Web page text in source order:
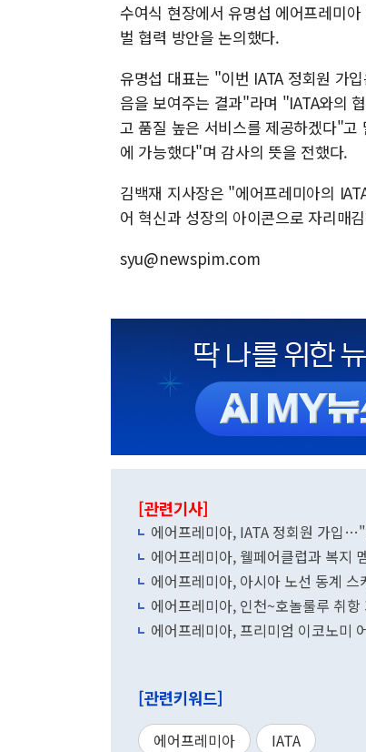
수여식 현장에서 유명섭 에어프레미
벌 협력 방안을 논의했다.
유명섭 대표는 "이번 IATA 정회원 가
음을 보여주는 결과"라며 "IATA와의
고 품질 높은 서비스를 제공하겠다"
에 가능했다"며 감사의 뜻을 전했다.
김백재 지사장은 "에어프레미아의
어 혁신과 성장의 아이콘으로 자리매
syu@newspim.com
[관련기사]
에어프레미아, IATA 정회원 가입
에어프레미아, 웰페어클럽과 복지
에어프레미아, 아시아 노선 동계 스
에어프레미아, 인천~호놀룰루 취
에어프레미아, 프리미엄 이코노미
[관련키워드]
에어프레미아 IATA